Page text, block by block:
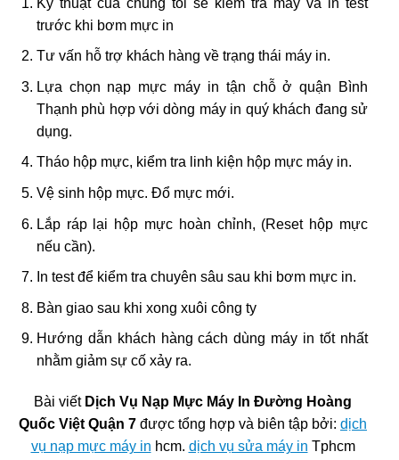
trước khi bơm mực in
Tư vấn hỗ trợ khách hàng về trạng thái máy in.
Lựa chọn nạp mực máy in tận chỗ ở quận Bình
Thạnh phù hợp với dòng máy in quý khách đang sử
dụng.
Tháo hộp mực, kiểm tra linh kiện hộp mực máy in.
Vệ sinh hộp mực. Đổ mực mới.
Lắp ráp lại hộp mực hoàn chỉnh, (Reset hộp mực
nếu cần).
In test để kiểm tra chuyên sâu sau khi bơm mực in.
Bàn giao sau khi xong xuôi công ty
Hướng dẫn khách hàng cách dùng máy in tốt nhất
nhằm giảm sự cố xảy ra.
Bài viết Dịch Vụ Nạp Mực Máy In Đường Hoàng
Quốc Việt Quận 7 được tổng hợp và biên tập bởi: dịch
vụ nạp mực máy in hcm. dịch vụ sửa máy in Tphcm